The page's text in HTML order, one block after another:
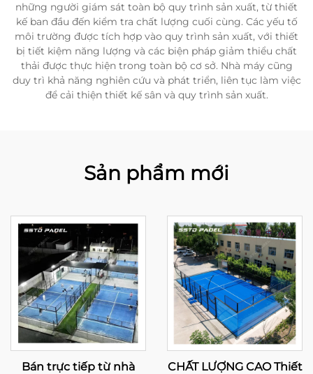
những người giám sát toàn bộ quy trình sản xuất, từ thiết
kế ban đầu đến kiểm tra chất lượng cuối cùng. Các yếu tố
môi trường được tích hợp vào quy trình sản xuất, với thiết
bị tiết kiệm năng lượng và các biện pháp giảm thiểu chất
thải được thực hiện trong toàn bộ cơ sở. Nhà máy cũng
duy trì khả năng nghiên cứu và phát triển, liên tục làm việc
để cải thiện thiết kế sân và quy trình sản xuất.
Sản phẩm mới
Bán trực tiếp từ nhà
CHẤT LƯỢNG CAO Thiết